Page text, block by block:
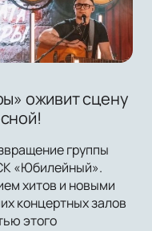
оживит сцену
группы
«Юбилейный».
хитов и новыми
концертных залов
этого